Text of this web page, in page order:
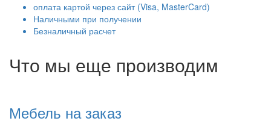
оплата картой через сайт (Visa, MasterCard)
Наличными при получении
Безналичный расчет
Что мы еще производим
Мебель на заказ